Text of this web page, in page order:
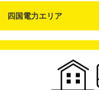
おうちレスキュ
（2年間）
四国電力エリア